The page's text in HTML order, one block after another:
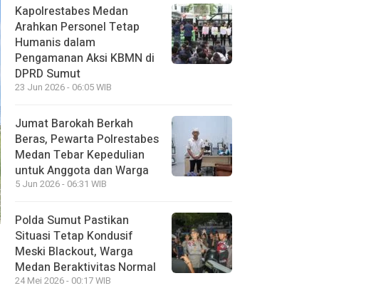
Kapolrestabes Medan
Arahkan Personel Tetap
Humanis dalam
Pengamanan Aksi KBMN di
DPRD Sumut
23 Jun 2026 - 06:05 WIB
Jumat Barokah Berkah
Beras, Pewarta Polrestabes
Medan Tebar Kepedulian
untuk Anggota dan Warga
5 Jun 2026 - 06:31 WIB
Polda Sumut Pastikan
Situasi Tetap Kondusif
Meski Blackout, Warga
Medan Beraktivitas Normal
24 Mei 2026 - 00:17 WIB